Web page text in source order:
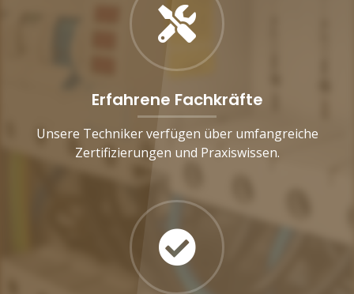
Erfahrene Fachkräfte
Unsere Techniker verfügen über umfangreiche
Zertifizierungen und Praxiswissen.